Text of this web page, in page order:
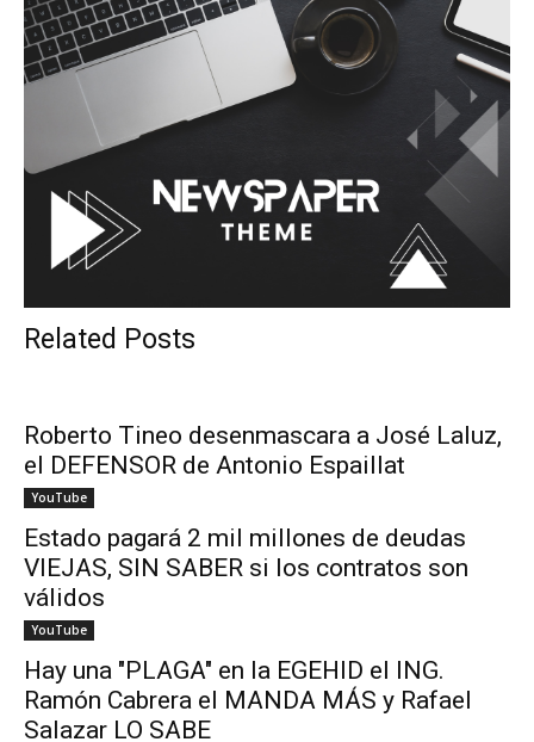
Related Posts
Roberto Tineo desenmascara a José Laluz,
el DEFENSOR de Antonio Espaillat
YouTube
Estado pagará 2 mil millones de deudas
VIEJAS, SIN SABER si los contratos son
válidos
YouTube
Hay una "PLAGA" en la EGEHID el ING.
Ramón Cabrera el MANDA MÁS y Rafael
Salazar LO SABE